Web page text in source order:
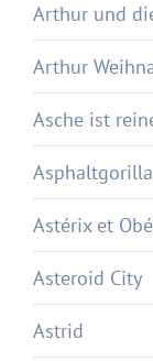
Arthur und
Arthur
Asche ist
Astérix et
Asteroid City
Astrid